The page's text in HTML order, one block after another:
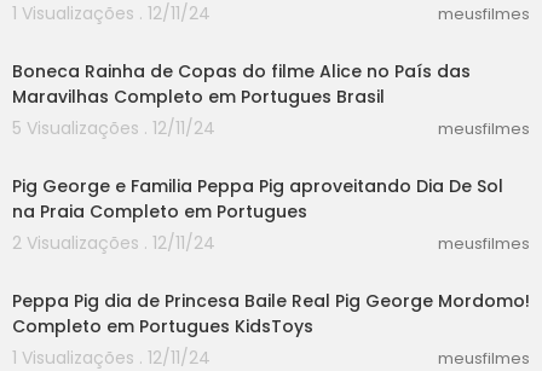
1 Visualizações . 12/11/24
meusfilmes
Boneca Rainha de Copas do filme Alice no País das
Maravilhas Completo em Portugues Brasil
5 Visualizações . 12/11/24
meusfilmes
Pig George e Familia Peppa Pig aproveitando Dia De Sol
na Praia Completo em Portugues
2 Visualizações . 12/11/24
meusfilmes
Peppa Pig dia de Princesa Baile Real Pig George Mordomo!
Completo em Portugues KidsToys
1 Visualizações . 12/11/24
meusfilmes